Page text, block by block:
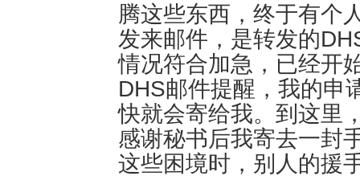
腾这些东西，终于有个
发来邮件，是转发的
情况符合加急，已经开
DHS邮件提醒，我的申
快就会寄给我。到这里
感谢秘书后我寄去一封
这些困境时，别人的援